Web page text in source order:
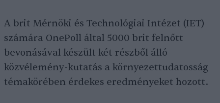
A brit Mérnöki és Technológiai Intézet (IET)
számára OnePoll által 5000 brit felnőtt
bevonásával készült két részből álló
közvélemény-kutatás a környezettudatosság
témakörében érdekes eredményeket hozott.